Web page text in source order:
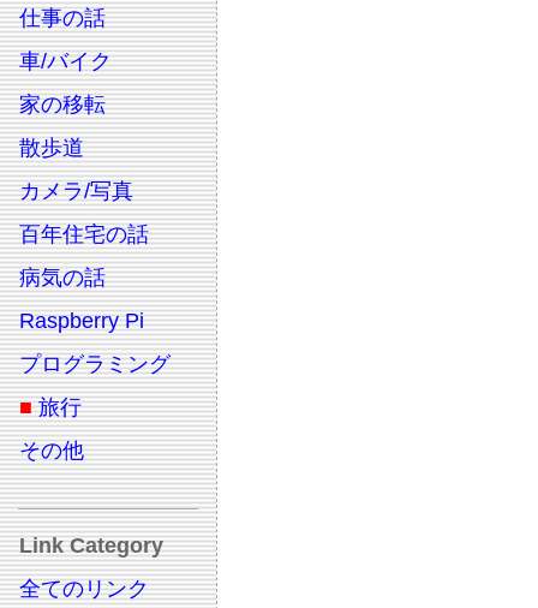
仕事の話
車/バイク
家の移転
散歩道
カメラ/写真
百年住宅の話
病気の話
Raspberry Pi
プログラミング
■ 旅行
その他
Link Category
全てのリンク